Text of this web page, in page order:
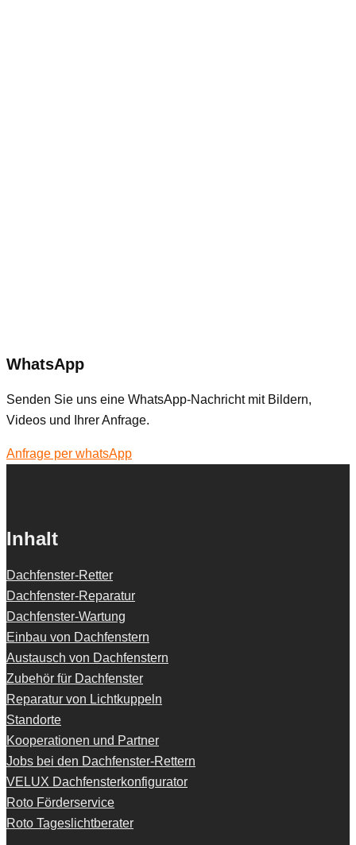
WhatsApp
Senden Sie uns eine WhatsApp-Nachricht mit Bildern,
Videos und Ihrer Anfrage.
Anfrage per whatsApp
Inhalt
Dachfenster-Retter
Dachfenster-Reparatur
Dachfenster-Wartung
Einbau von Dachfenstern
Austausch von Dachfenstern
Zubehör für Dachfenster
Reparatur von Lichtkuppeln
Standorte
Kooperationen und Partner
Jobs bei den Dachfenster-Rettern
VELUX Dachfensterkonfigurator
Roto Förderservice
Roto Tageslichtberater